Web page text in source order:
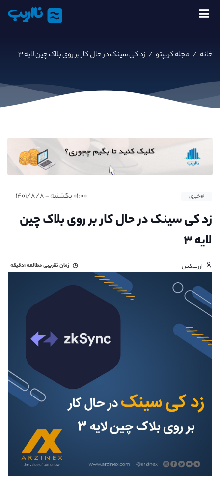
نااریب
خانه / مجله کریپتو / زد کی سینک در حال کار بر روی بلاک چین لایه ۳
#خبری ۰۱:۰۰ یکشنبه - ۱۴۰۱/۸/۸
زد کی سینک در حال کار بر روی بلاک چین
لایه ۳
ارزینکس زمان تقریبی مطالعه۱دقیقه